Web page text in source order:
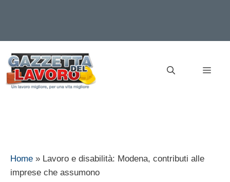
contenuto
Home » Lavoro e disabilità: Modena, contributi alle
imprese che assumono